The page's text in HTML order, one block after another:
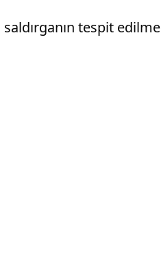
tespit